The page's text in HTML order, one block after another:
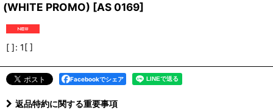
(WHITE PROMO) [AS 0169]
[ ]: 1[ ]
Facebookでシェア
返品特約に関する重要事項